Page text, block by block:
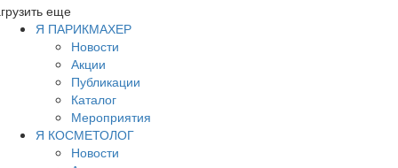
еще
Я ПАРИКМАХЕР
Новости
Акции
Публикации
Каталог
Мероприятия
Я КОСМЕТОЛОГ
Новости